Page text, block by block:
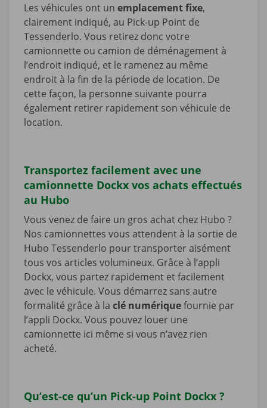
Les véhicules ont un emplacement fixe,
clairement indiqué, au Pick-up Point de
Tessenderlo. Vous retirez donc votre
camionnette ou camion de déménagement à
l’endroit indiqué, et le ramenez au même
endroit à la fin de la période de location. De
cette façon, la personne suivante pourra
également retirer rapidement son véhicule de
location.
Transportez facilement avec une
camionnette Dockx vos achats effectués
au Hubo
Vous venez de faire un gros achat chez Hubo ?
Nos camionnettes vous attendent à la sortie de
Hubo Tessenderlo pour transporter aisément
tous vos articles volumineux. Grâce à l’appli
Dockx, vous partez rapidement et facilement
avec le véhicule. Vous démarrez sans autre
formalité grâce à la clé numériquefournie par
l’appli Dockx. Vous pouvez louer une
camionnette ici même si vous n’avez rien
acheté.
Qu’est-ce qu’un Pick-up Point Dockx ?